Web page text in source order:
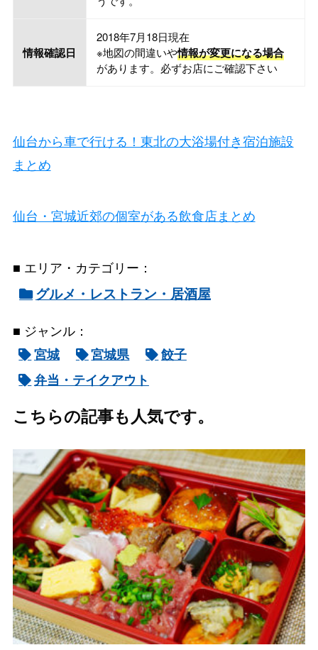
情報確認日
2018年7月18日現在
※地図の間違いや情報が変更になる場合
があります。必ずお店にご確認下さい
仙台から車で行ける！東北の大浴場付き宿泊施設
まとめ
仙台・宮城近郊の個室がある飲食店まとめ
■ エリア・カテゴリー：
グルメ・レストラン・居酒屋
■ ジャンル：
宮城
宮城県
餃子
弁当・テイクアウト
こちらの記事も人気です。